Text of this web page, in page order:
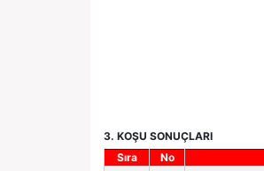
3. KOŞU SONUÇLARI
Sıra
No